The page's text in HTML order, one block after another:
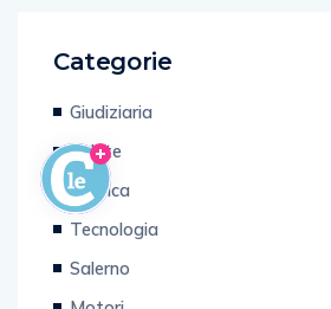
Categorie
Giudiziaria
Salute
Politica
Tecnologia
Salerno